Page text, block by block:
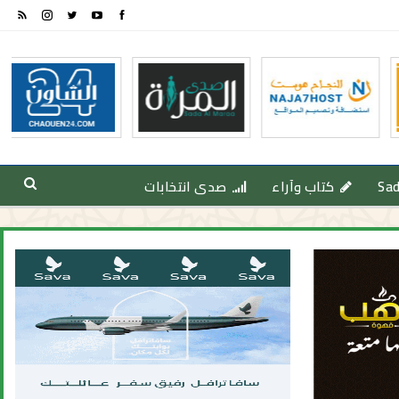
كتاب وآراء صدى انتخابات